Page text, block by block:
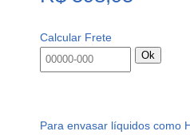
Calcular Frete
Ok
Para envasar líquidos como